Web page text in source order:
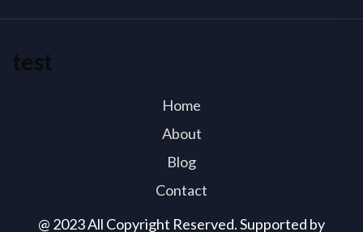
@ 2023 All Copyright Reserved. Supported by
test
Home
About
Blog
Contact